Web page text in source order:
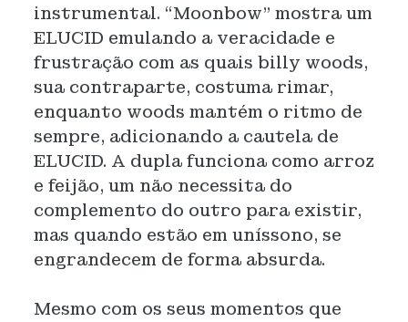
instrumental. “Moonbow” mostra um
ELUCID emulando a veracidade e
frustração com as quais billy woods,
sua contraparte, costuma rimar,
enquanto woods mantém o ritmo de
sempre, adicionando a cautela de
ELUCID. A dupla funciona como arroz
e feijão, um não necessita do
complemento do outro para existir,
mas quando estão em uníssono, se
engrandecem de forma absurda.
Mesmo com os seus momentos que